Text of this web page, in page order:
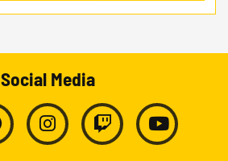
Social Media